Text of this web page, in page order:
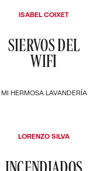
MI HERMOSA LAVANDERÍA
SIERVOS DEL
WIFI
ISABEL COIXET
LORENZO SILVA